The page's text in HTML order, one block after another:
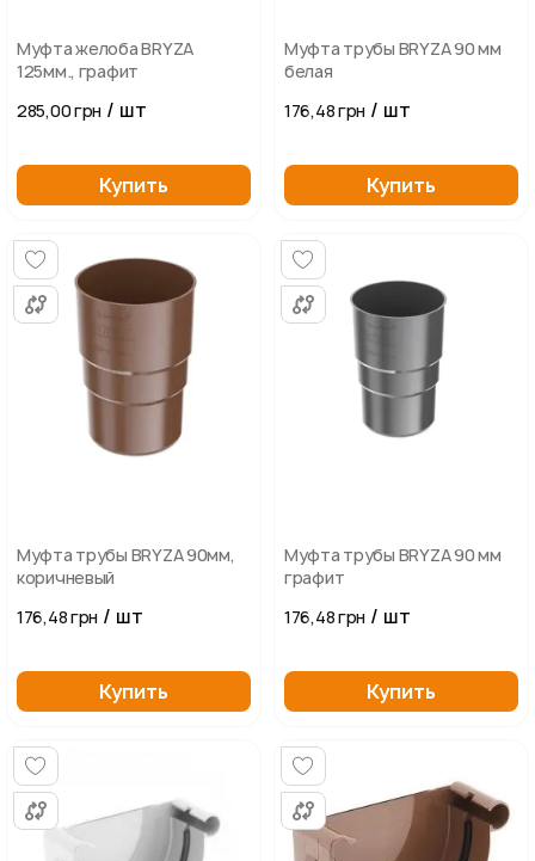
Муфта желоба BRYZA
125мм., графит
285,00 грн / шт
Купить
Муфта трубы BRYZA 90 мм
белая
176,48 грн / шт
Купить
Муфта трубы BRYZA 90мм,
коричневый
176,48 грн / шт
Купить
Муфта трубы BRYZA 90 мм
графит
176,48 грн / шт
Купить